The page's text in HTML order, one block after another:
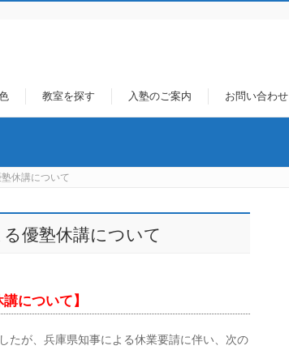
教室を探す 入塾のご案内 お問い合わせ
休講について
優塾休講について
について】
たが、兵庫県知事による休業要請に伴い、次の